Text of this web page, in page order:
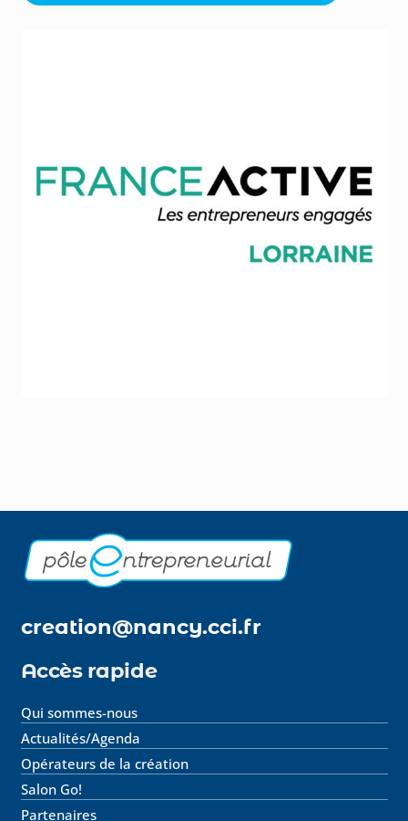
creation@nancy.cci.fr
Accès rapide
Qui sommes-nous
Actualités/Agenda
Opérateurs de la création
Salon Go!
Partenaires